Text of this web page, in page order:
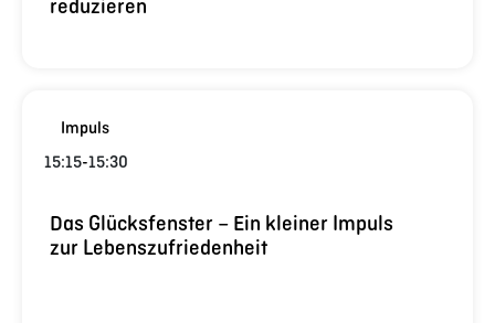
reduzieren
Impuls
15:15-15:30
Das Glücksfenster – Ein kleiner Impuls
zur Lebenszufriedenheit